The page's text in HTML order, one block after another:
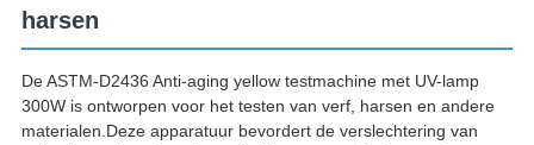
harsen
De ASTM-D2436 Anti-aging yellow testmachine met UV-lamp
300W is ontworpen voor het testen van verf, harsen en andere
materialen.Deze apparatuur bevordert de verslechtering van